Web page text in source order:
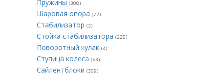
Пружины (308)
Шаровая опора (72)
Стабилизатор (2)
Стойка стабилизатора (225)
Поворотный кулак (4)
Ступица колеса (53)
Сайлентблоки (309)